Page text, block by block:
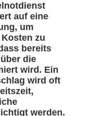
auf eine
um
zu
bereits
die
wird. Ein
wird oft
werden.